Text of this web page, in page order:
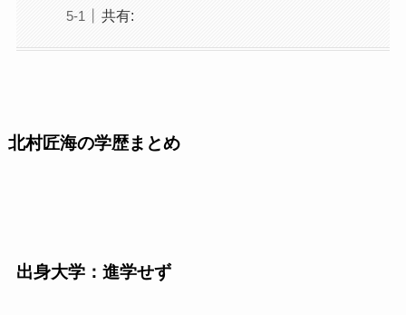
共有:
北村匠海の学歴まとめ
出身大学：進学せず